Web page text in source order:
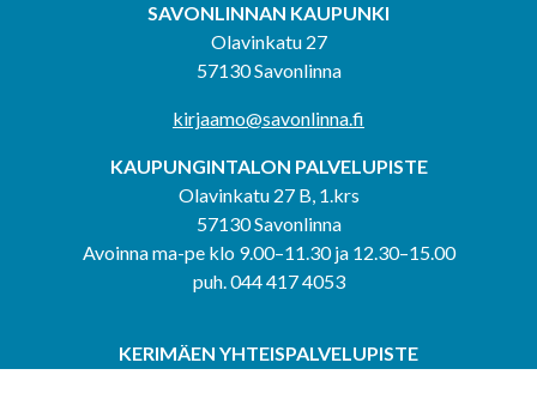
SAVONLINNAN KAUPUNKI
Olavinkatu 27
57130 Savonlinna
kirjaamo@savonlinna.fi
KAUPUNGINTALON PALVELUPISTE
Olavinkatu 27 B, 1.krs
57130 Savonlinna
Avoinna ma-pe klo 9.00–11.30 ja 12.30–15.00
puh. 044 417 4053
KERIMÄEN YHTEISPALVELUPISTE